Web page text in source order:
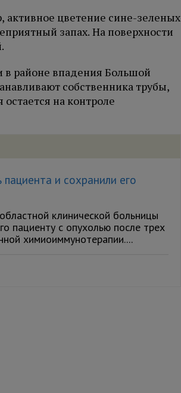
активное цветение сине-зеленых
запах. На поверхности
районе впадения Большой
собственника трубы,
на контроле
и сохранили его
клинической больницы
пациенту с опухолью после трех
химиоиммунотерапии....